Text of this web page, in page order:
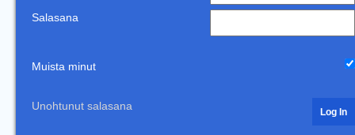
Salasana
Muista minut
Unohtunut salasana